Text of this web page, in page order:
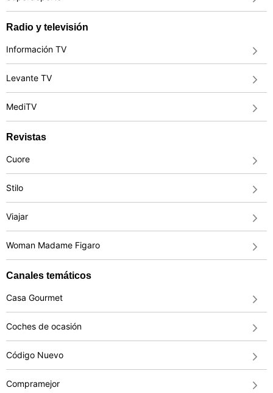
Radio y televisión
Información TV
Levante TV
MediTV
Revistas
Cuore
Stilo
Viajar
Woman Madame Figaro
Canales temáticos
Casa Gourmet
Coches de ocasión
Código Nuevo
Compramejor